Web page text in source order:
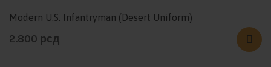
Modern U.S. Infantryman (Desert Uniform)
2.800 рсд